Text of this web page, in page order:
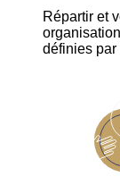
Répartir et
définies par